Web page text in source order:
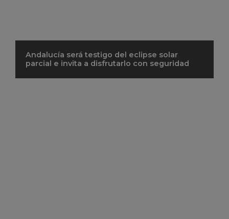
Andalucía será testigo del eclipse solar
parcial e invita a disfrutarlo con seguridad